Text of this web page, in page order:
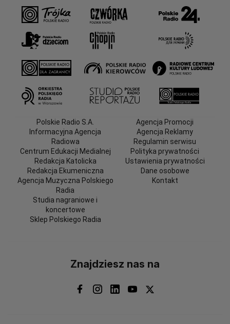
Polskie Radio S.A.
Informacyjna Agencja
Radiowa
Centrum Edukacji Medialnej
Redakcja Katolicka
Redakcja Ekumeniczna
Agencja Muzyczna Polskiego
Radia
Studia nagraniowe i
koncertowe
Sklep Polskiego Radia
Agencja Promocji
Agencja Reklamy
Regulamin serwisu
Polityka prywatności
Ustawienia prywatności
Dane osobowe
Kontakt
Znajdziesz nas na